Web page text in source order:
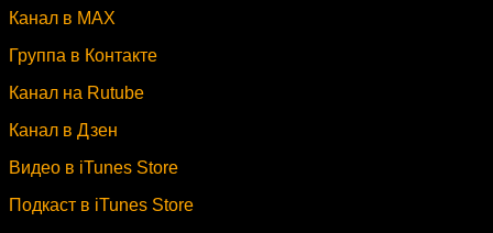
Канал в MAX
Группа в Контакте
Канал на Rutube
Канал в Дзен
Видео в iTunes Store
Подкаст в iTunes Store